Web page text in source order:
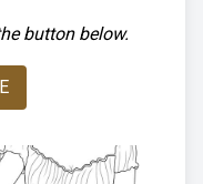
button below.